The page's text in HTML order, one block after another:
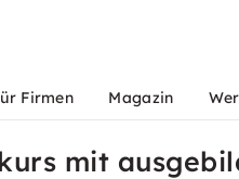
Firmen Magazin
mit